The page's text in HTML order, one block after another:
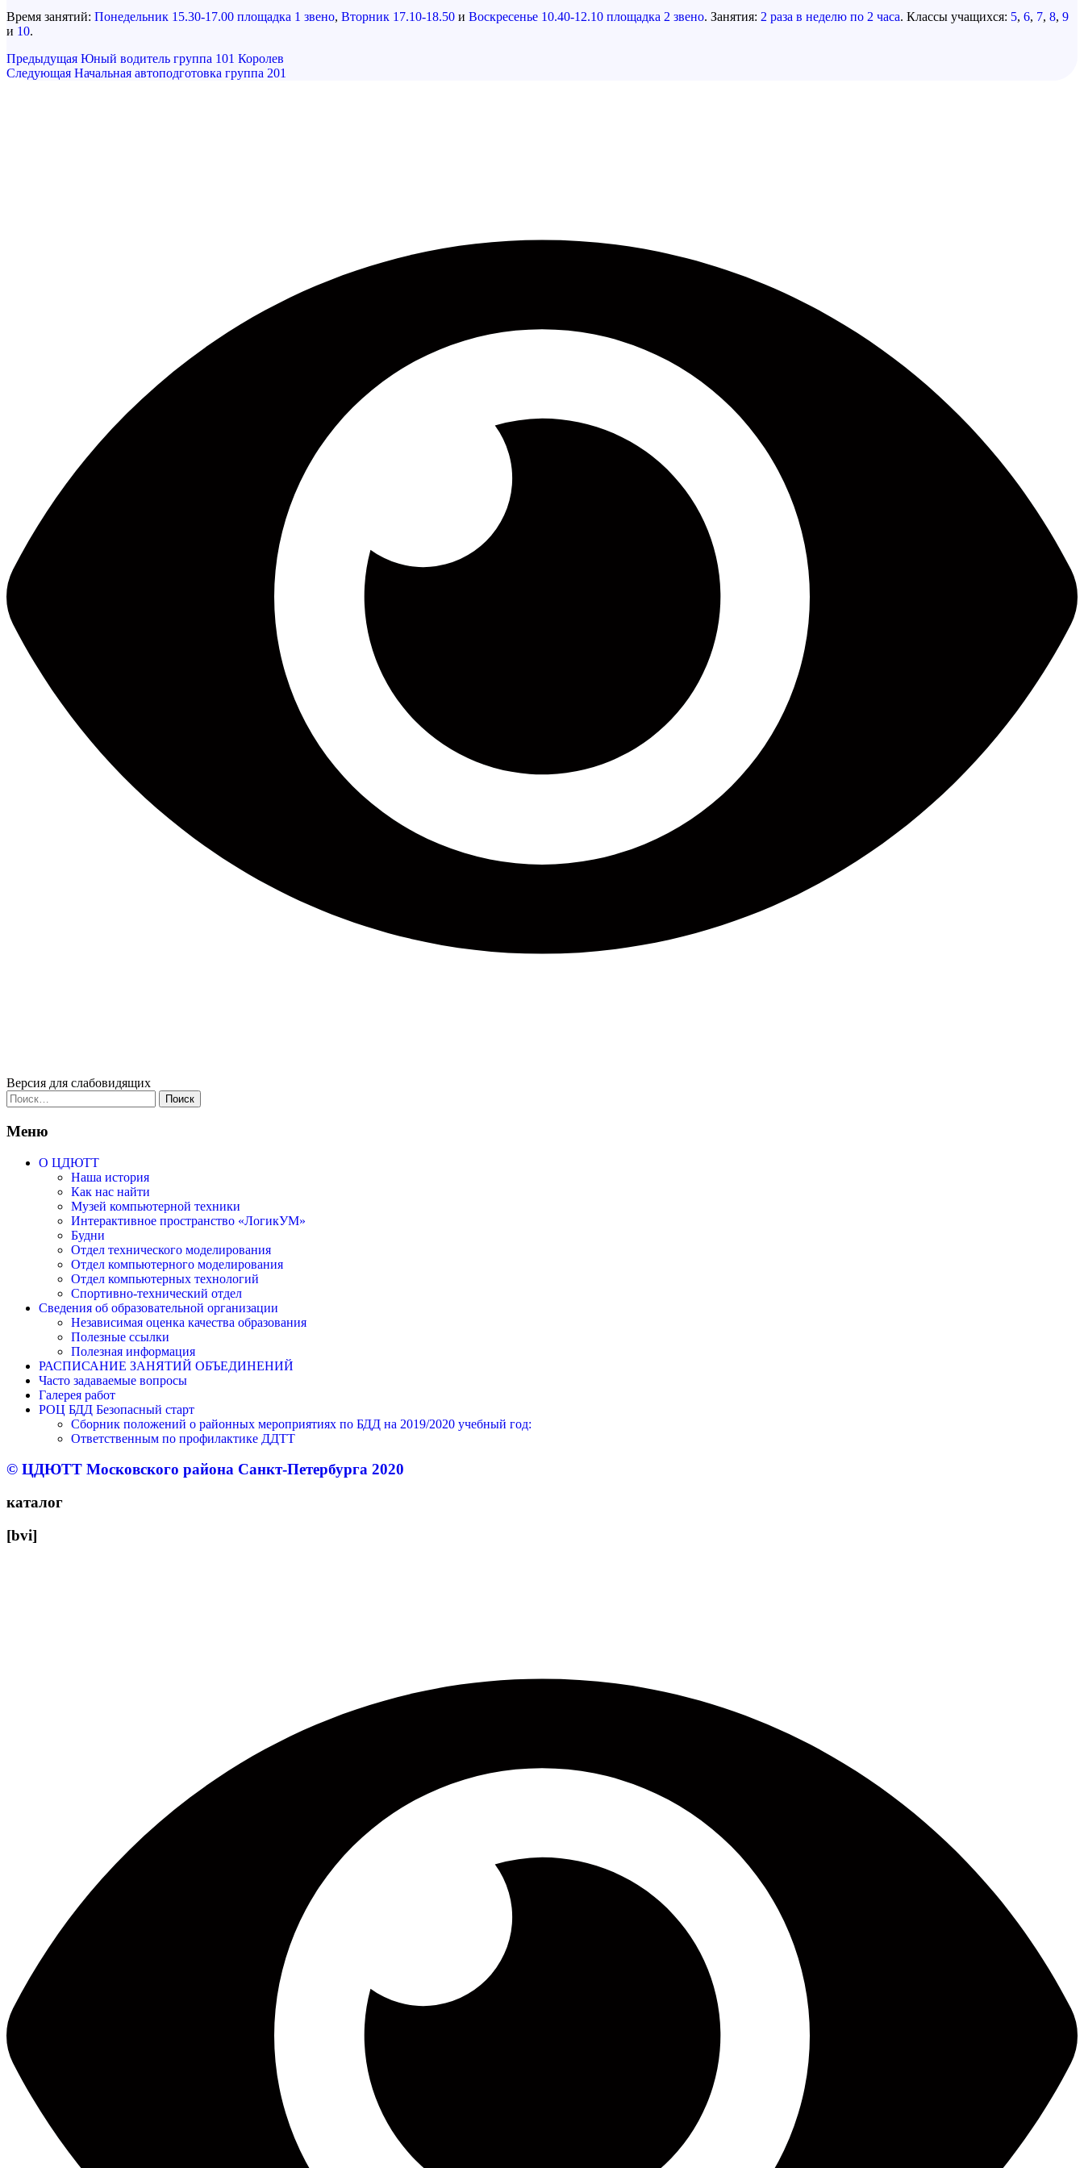
Время занятий: Понедельник 15.30-17.00 площадка 1 звено, Вторник 17.10-18.50 и Воскресенье 10.40-12.10 площадка 2 звено. Занятия: 2 раза в неделю по 2 часа. Классы учащихся: 5, 6, 7, 8, 9
и 10.
Навигация
по
Предыдущая
запись
Предыдущая Юный водитель группа 101 Королев
Следующая
Следующая Начальная автоподготовка группа 201
Версия для слабовидящих
Найти:
Меню
О ЦДЮТТ
Наша история
Как нас найти
Музей компьютерной техники
Интерактивное пространство «ЛогикУМ»
Будни
Отдел технического моделирования
Отдел компьютерного моделирования
Отдел компьютерных технологий
Спортивно-технический отдел
Сведения об образовательной организации
Независимая оценка качества образования
Полезные ссылки
Полезная информация
РАСПИСАНИЕ ЗАНЯТИЙ ОБЪЕДИНЕНИЙ
Часто задаваемые вопросы
Галерея работ
РОЦ БДД Безопасный старт
Сборник положений о районных мероприятиях по БДД на 2019/2020 учебный год:
Ответственным по профилактике ДДТТ
© ЦДЮТТ Московского района Санкт-Петербурга 2020
каталог
[bvi]